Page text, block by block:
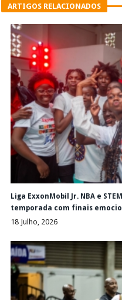
ARTIGOS RELACIONADOS
Liga ExxonMobil Jr. NBA e
temporada com finais
18 Julho, 2026